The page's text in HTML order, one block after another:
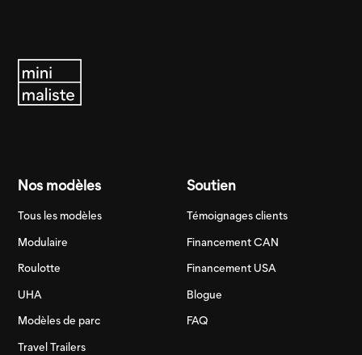
Nos modèles
Tous les modèles
Modulaire
Roulotte
UHA
Modèles de parc
Travel Trailers
Soutien
Témoignages clients
Financement CAN
Financement USA
Blogue
FAQ